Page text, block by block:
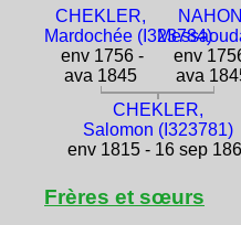
CHEKLER,
Mardochée (I323784)
env 1756 -
ava 1845
env
ava
CHEKLER,
Salomon (I323781)
env 1815 - 16 sep
Frères et sœurs